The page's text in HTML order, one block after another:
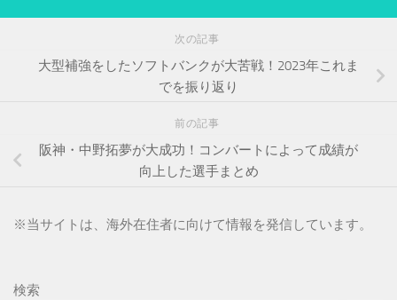
次の記事
大型補強をしたソフトバンクが大苦戦！2023年これま
でを振り返り
前の記事
阪神・中野拓夢が大成功！コンバートによって成績が
向上した選手まとめ
※当サイトは、海外在住者に向けて情報を発信しています。
検索